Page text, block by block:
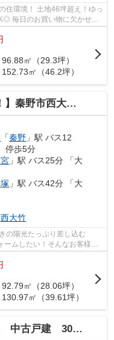
住環境！ 土地46坪超え！ゆっ
毎日のお買い物に欠かせな
㎡（29.3坪）
㎡（46.2坪）
大竹 中古戸建 39.61坪
「秦野 」駅 バス12
停歩5分
」駅 バス25分 「大
」駅 バス42分 「大
西大竹
の陽光たっぷり差し込む
ームしたい！そんなお客様に
㎡（28.06坪）
㎡（39.61坪）
古戸建 30.32坪